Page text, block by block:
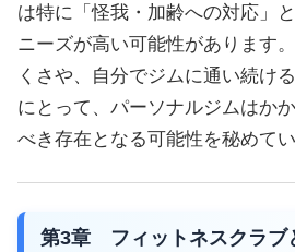
は特に「怪我・加齢への対応」
ニーズが高い可能性があります
くさや、自分でジムに通い続け
にとって、パーソナルジムはか
べき存在となる可能性を秘めてい
第3章 フィットネスクラブ